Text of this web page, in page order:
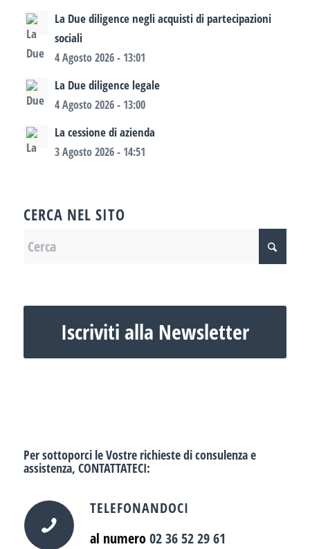
La Due diligence negli acquisti di partecipazioni
sociali
4 Agosto 2026 - 13:01
La Due diligence legale
4 Agosto 2026 - 13:00
La cessione di azienda
3 Agosto 2026 - 14:51
CERCA NEL SITO
Iscriviti alla Newsletter
Per sottoporci le Vostre richieste di consulenza e
assistenza, CONTATTATECI:
TELEFONANDOCI
al numero02 36 52 29 61